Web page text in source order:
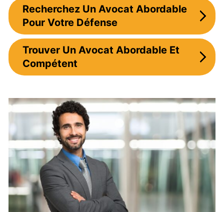
Recherchez Un Avocat Abordable
Pour Votre Défense
Trouver Un Avocat Abordable Et
Compétent